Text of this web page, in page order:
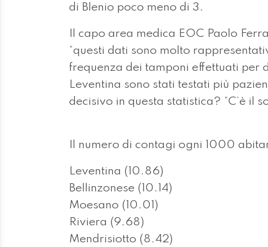
di Blenio poco meno di 3.
Il capo area medica EOC Paolo
“questi dati sono molto
frequenza dei tamponi effettuati per
Leventina sono stati testati più
decisivo in questa statistica? “C’è il
Il numero di contagi ogni 1000
Leventina (10.86)
Bellinzonese (10.14)
Moesano (10.01)
Riviera (9.68)
Mendrisiotto (8.42)